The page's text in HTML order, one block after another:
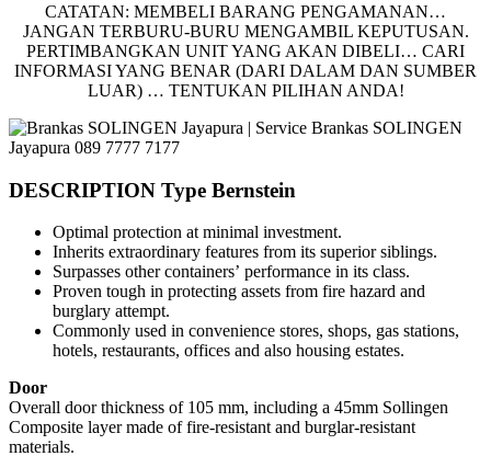
CATATAN: MEMBELI BARANG PENGAMANAN…
JANGAN TERBURU-BURU MENGAMBIL KEPUTUSAN.
PERTIMBANGKAN UNIT YANG AKAN DIBELI… CARI
INFORMASI YANG BENAR (DARI DALAM DAN SUMBER
LUAR) … TENTUKAN PILIHAN ANDA!
DESCRIPTION Type Bernstein
Optimal protection at minimal investment.
Inherits extraordinary features from its superior siblings.
Surpasses other containers’ performance in its class.
Proven tough in protecting assets from fire hazard and
burglary attempt.
Commonly used in convenience stores, shops, gas stations,
hotels, restaurants, offices and also housing estates.
Door
Overall door thickness of 105 mm, including a 45mm Sollingen
Composite layer made of fire-resistant and burglar-resistant
materials.